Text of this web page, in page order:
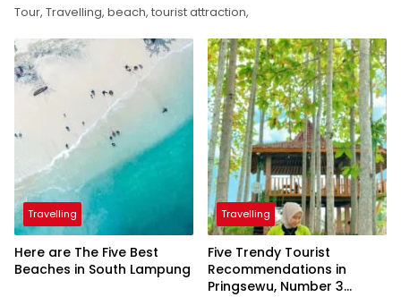
Tour, Travelling, beach, tourist attraction,
Travelling
Here are The Five Best
Beaches in South Lampung
Travelling
Five Trendy Tourist
Recommendations in
Pringsewu, Number 3